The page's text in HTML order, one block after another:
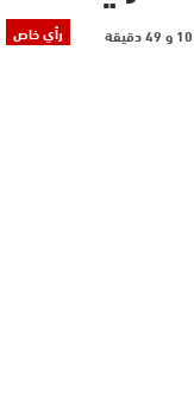
رأي خاص